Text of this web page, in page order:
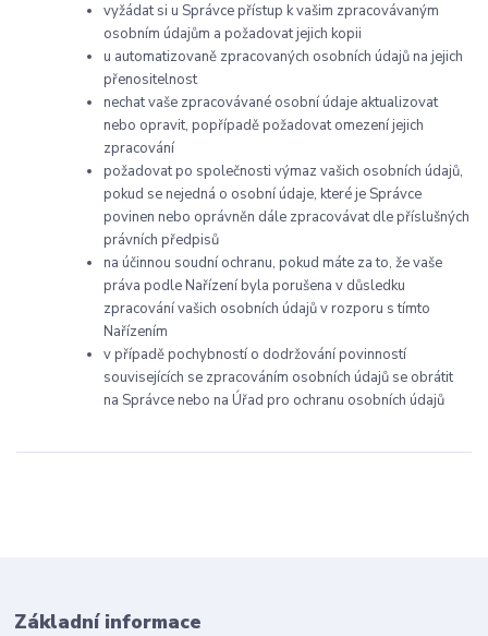
vyžádat si u Správce přístup k vašim zpracovávaným
osobním údajům a požadovat jejich kopii
u automatizovaně zpracovaných osobních údajů na jejich
přenositelnost
nechat vaše zpracovávané osobní údaje aktualizovat
nebo opravit, popřípadě požadovat omezení jejich
zpracování
požadovat po společnosti výmaz vašich osobních údajů,
pokud se nejedná o osobní údaje, které je Správce
povinen nebo oprávněn dále zpracovávat dle příslušných
právních předpisů
na účinnou soudní ochranu, pokud máte za to, že vaše
práva podle Nařízení byla porušena v důsledku
zpracování vašich osobních údajů v rozporu s tímto
Nařízením
v případě pochybností o dodržování povinností
souvisejících se zpracováním osobních údajů se obrátit
na Správce nebo na Úřad pro ochranu osobních údajů
Základní informace